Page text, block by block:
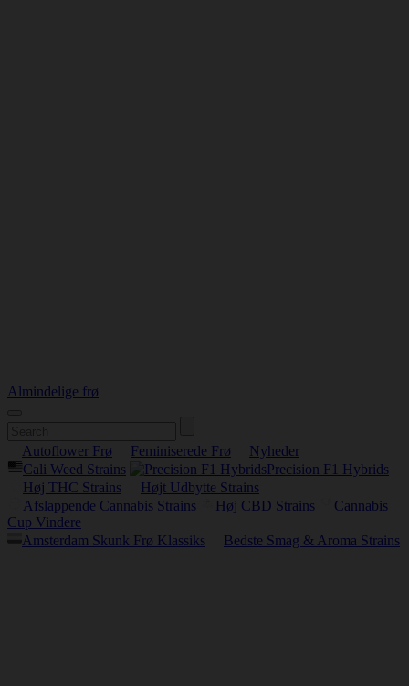
Almindelige frø
Autoflower Frø Feminiserede Frø
Nyheder
Cali Weed Strains
Precision F1 Hybrids
Høj THC Strains
Højt Udbytte Strains
Afslappende Cannabis Strains
Høj CBD Strains
Cannabis
Cup Vindere
Amsterdam Skunk Frø Klassiks
Bedste Smag & Aroma Strains